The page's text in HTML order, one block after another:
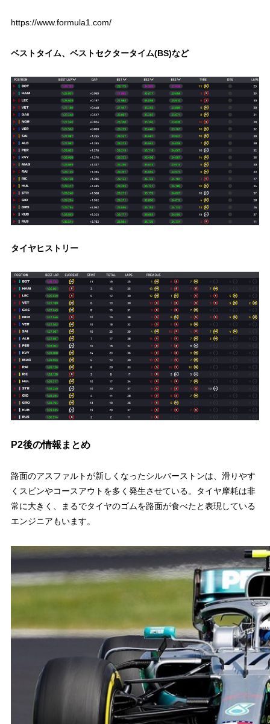
https://www.formula1.com/
ベストタイム、ベストセクタータイム(BS)など
タイヤヒストリー
P2後の情報まとめ
路面のアスファルトが新しくなったシルバーストンは、滑りやす
くスピンやコースアウトを多く発生させている。タイヤ摩耗は非
常に大きく、まるでタイヤのゴムを路面が食べたと表現している
エンジニアもいます。